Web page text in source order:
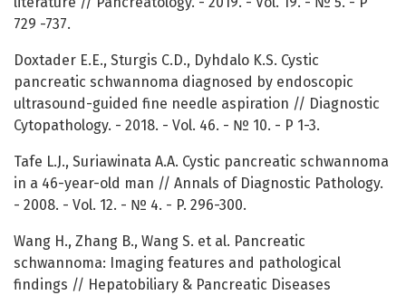
729 -737.
Doxtader E.E., Sturgis C.D., Dyhdalo K.S. Cystic
pancreatic schwannoma diagnosed by endoscopic
ultrasound-guided fine needle aspiration // Diagnostic
Cytopathology. - 2018. - Vol. 46. - № 10. - P 1-3.
Tafe L.J., Suriawinata A.A. Cystic pancreatic schwannoma
in a 46-year-old man // Annals of Diagnostic Pathology.
- 2008. - Vol. 12. - № 4. - P. 296-300.
Wang H., Zhang B., Wang S. et al. Pancreatic
schwannoma: Imaging features and pathological
findings // Hepatobiliary & Pancreatic Diseases